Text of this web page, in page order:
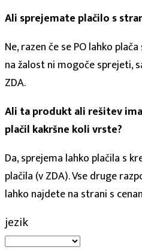
Ali sprejemate plačilo s
Ne, razen če se PO lahko
na žalost ni mogoče sprejeti,
ZDA.
Ali ta produkt ali rešitev
plačil kakršne koli vrste?
Da, sprejema lahko plačila s
plačila (v ZDA). Vse druge
lahko najdete na strani s
jezik